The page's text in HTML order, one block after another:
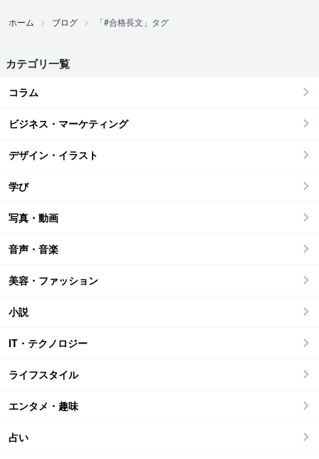
ホーム ブログ 「#合格長文」タグ
カテゴリ一覧
コラム
ビジネス・マーケティング
デザイン・イラスト
学び
写真・動画
音声・音楽
美容・ファッション
小説
IT・テクノロジー
ライフスタイル
エンタメ・趣味
占い